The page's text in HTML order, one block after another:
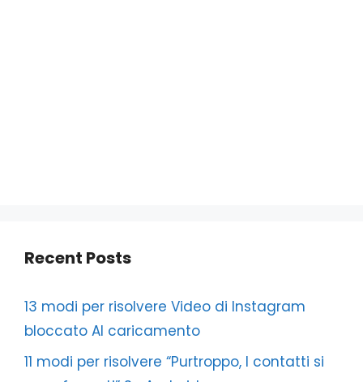
Recent Posts
13 modi per risolvere Video di Instagram
bloccato Al caricamento
11 modi per risolvere “Purtroppo, I contatti si